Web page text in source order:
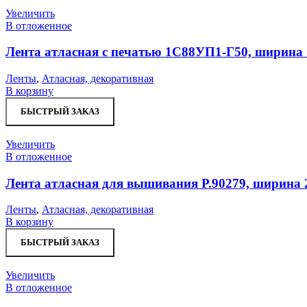
Увеличить
В отложенное
Лента атласная с печатью 1С88УП1-Г50, ширина
Ленты, Атласная, декоративная
В корзину
БЫСТРЫЙ ЗАКАЗ
Увеличить
В отложенное
Лента атласная для вышивания Р.90279, ширина
Ленты, Атласная, декоративная
В корзину
БЫСТРЫЙ ЗАКАЗ
Увеличить
В отложенное